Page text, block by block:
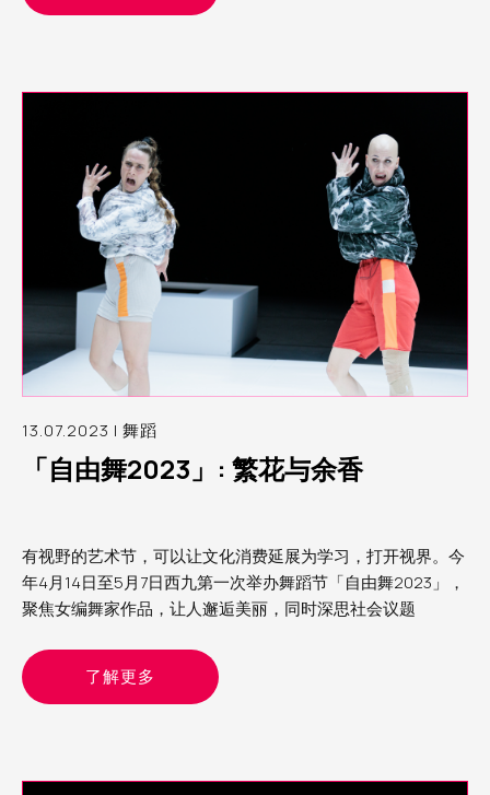
13.07.2023 | 舞蹈
「自由舞2023」: 繁花与余香
有视野的艺术节，可以让文化消费延展为学习，打开视界。今
年4月14日至5月7日西九第一次举办舞蹈节「自由舞2023」，
聚焦女编舞家作品，让人邂逅美丽，同时深思社会议题
了解更多